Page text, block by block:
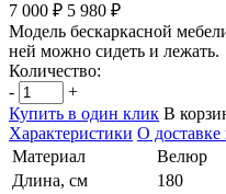
7 000 ₽ 5 980 ₽
Модель бескаркасной
ней можно сидеть и лежать.
Количество:
-
+
Купить в один клик В
Характеристики О доставке
Материал
Велюр
Длина, см
180